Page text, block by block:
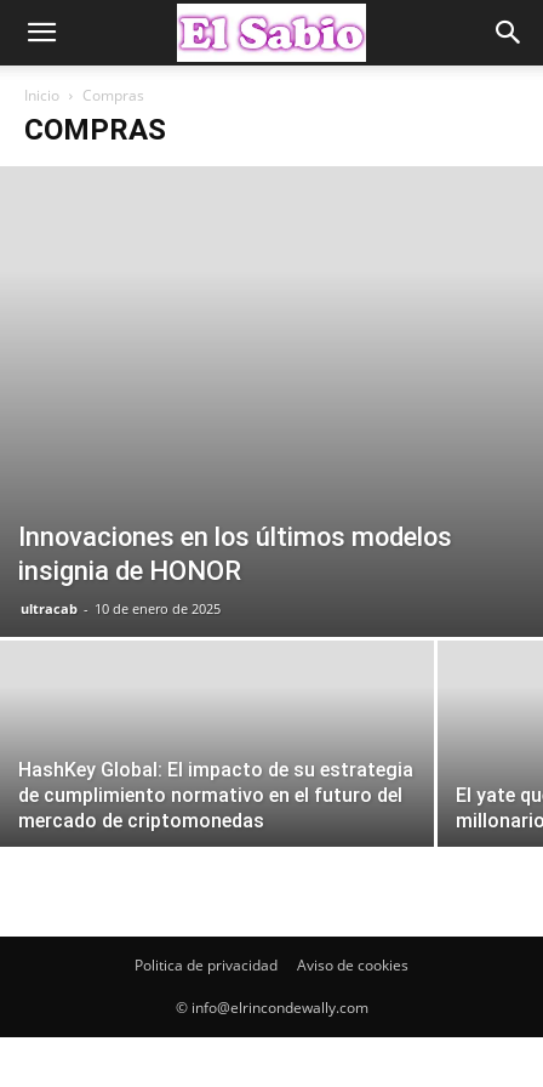
Inicio Compras
COMPRAS
Innovaciones en los últimos modelos
insignia de HONOR
ultracab - 10 de enero de 2025
HashKey Global: El impacto de su estrategia
de cumplimiento normativo en el futuro del
mercado de criptomonedas
El yate
Politica de privacidad Aviso de cookies
© info@elrincondewally.com